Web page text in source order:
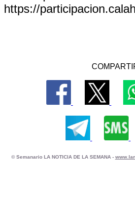
https://
© Semanario LA NOTICIA DE LA SEMANA -